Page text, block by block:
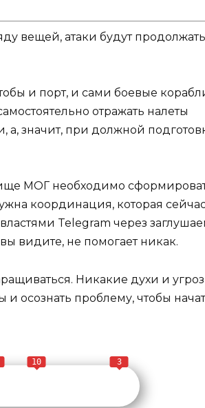
вещей, атаки будут
и порт, и сами боевые
отражать налеты
значит, при должной
МОГ необходимо
координация, которая
Telegram через
видите, не помогает никак.
Никакие духи и
осознать проблему, чтобы
10 3